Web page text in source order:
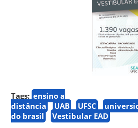
Tags: ensino a
distância
UAB UFSC
do brasil
Vestibular EAD